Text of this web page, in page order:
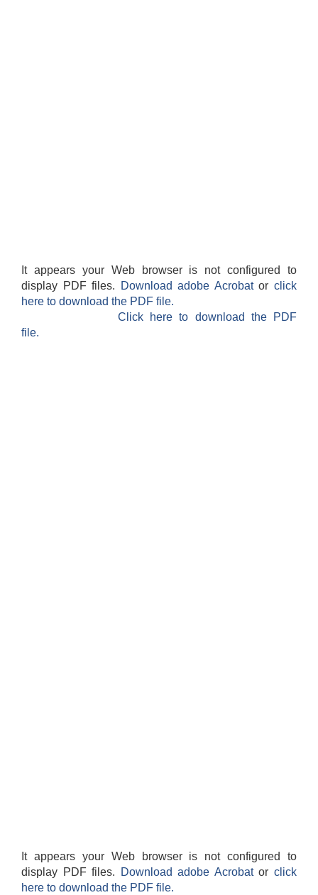
It appears your Web browser is not configured to
display PDF files.
Download adobe Acrobatorclick
here to download the PDF file.
Click here to download the PDF
file.
It appears your Web browser is not configured to
display PDF files.
Download adobe Acrobatorclick
here to download the PDF file.